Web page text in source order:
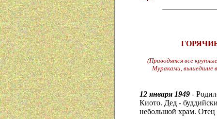
(Приводятся все
Мураками, вышедшие в
12 января 1949 -
Киото. Дед -
небольшой храм. Отец